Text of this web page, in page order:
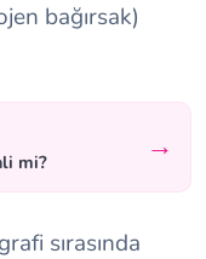
bağırsak)
mi? →
sırasında